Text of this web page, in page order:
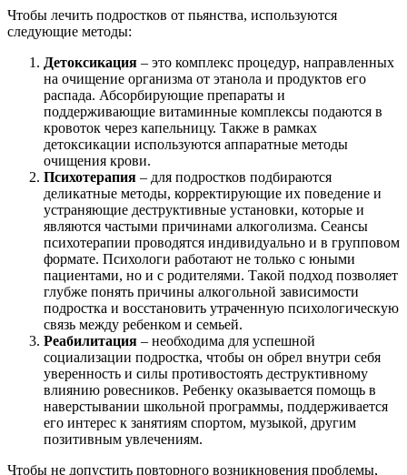
Чтобы лечить подростков от пьянства, используются
следующие методы:
Детоксикация – это комплекс процедур, направленных
на очищение организма от этанола и продуктов его
распада. Абсорбирующие препараты и
поддерживающие витаминные комплексы подаются в
кровоток через капельницу. Также в рамках
детоксикации используются аппаратные методы
очищения крови.
Психотерапия – для подростков подбираются
деликатные методы, корректирующие их поведение и
устраняющие деструктивные установки, которые и
являются частыми причинами алкоголизма. Сеансы
психотерапии проводятся индивидуально и в групповом
формате. Психологи работают не только с юными
пациентами, но и с родителями. Такой подход позволяет
глубже понять причины алкогольной зависимости
подростка и восстановить утраченную психологическую
связь между ребенком и семьей.
Реабилитация – необходима для успешной
социализации подростка, чтобы он обрел внутри себя
уверенность и силы противостоять деструктивному
влиянию ровесников. Ребенку оказывается помощь в
наверстывании школьной программы, поддерживается
его интерес к занятиям спортом, музыкой, другим
позитивным увлечениям.
Чтобы не допустить повторного возникновения проблемы,